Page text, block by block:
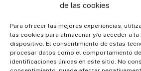
de las cookies
Para ofrecer las mejores experiencias,
las cookies para almacenar y/o acceder a
dispositivo. El consentimiento de estas
procesar datos como el comportamiento
identificaciones únicas en este sitio. No